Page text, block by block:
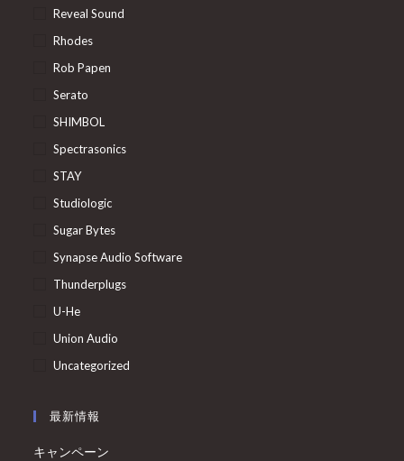
Reveal Sound
Rhodes
Rob Papen
Serato
SHIMBOL
Spectrasonics
STAY
Studiologic
Sugar Bytes
Synapse Audio Software
Thunderplugs
U-He
Union Audio
Uncategorized
最新情報
キャンペーン